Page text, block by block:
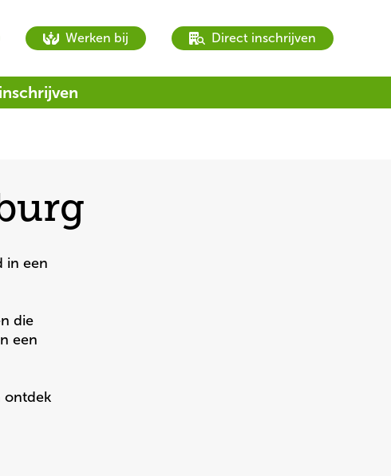
book
tour
Werken bij
book
tour
Direct inschrijven
in een
die
een
ontdek